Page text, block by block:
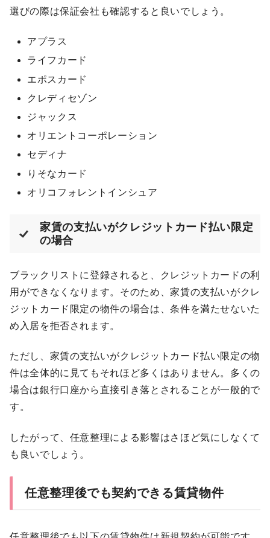
選びの際は保証会社も確認すると良いでしょう。
アプラス
ライフカード
エポスカード
クレディセゾン
ジャックス
オリエントコーポレーション
セディナ
りそなカード
オリコフォレントインシュア
家賃の支払いがクレジットカード払い限定
の場合
ブラックリストに登録されると、クレジットカードの利
用ができなくなります。そのため、家賃の支払いがクレ
ジットカード限定の物件の場合は、条件を満たせないた
め入居を拒否されます。
ただし、家賃の支払いがクレジットカード払い限定の物
件は全体的に見てもそれほど多くはありません。多くの
場合は銀行口座から直接引き落とされることが一般的で
す。
したがって、任意整理による影響はさほど気にしなくて
も良いでしょう。
任意整理後でも契約できる賃貸物件